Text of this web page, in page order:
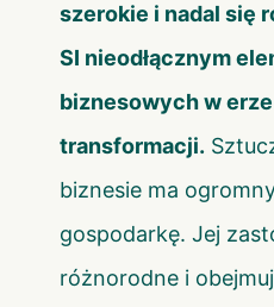
szerokie i nadal się
SI nieodłącznym
biznesowych w
transformacji.
biznesie ma
gospodarkę. Jej
różnorodne i